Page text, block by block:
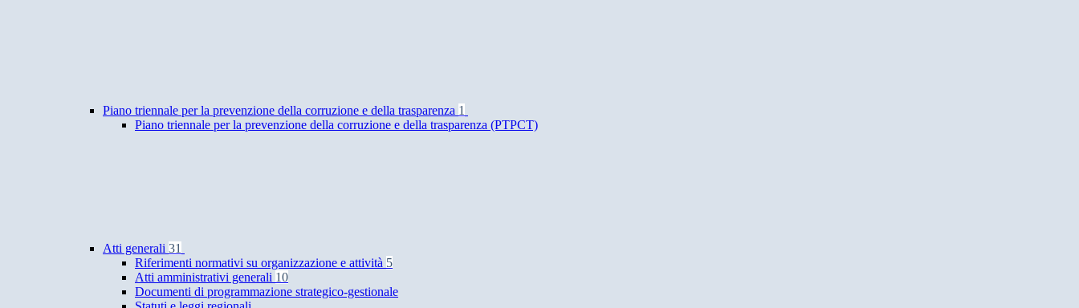
Piano triennale per la prevenzione della corruzione e della trasparenza 1
Piano triennale per la prevenzione della corruzione e della trasparenza (PTPCT)
Atti generali 31
Riferimenti normativi su organizzazione e attività 5
Atti amministrativi generali 10
Documenti di programmazione strategico-gestionale